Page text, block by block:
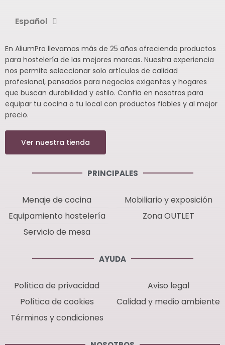
Español
En AliumPro llevamos más de 25 años ofreciendo productos
para hostelería de las mejores marcas. Nuestra experiencia
nos permite seleccionar solo artículos de calidad
profesional, pensados para negocios exigentes y hogares
que buscan durabilidad y estilo. Confía en nosotros para
equipar tu cocina o tu local con productos fiables y al mejor
precio.
Ver nuestra tienda
PRINCIPALES
Menaje de cocina
Equipamiento hostelería
Servicio de mesa
Mobiliario y exposición
Zona OUTLET
AYUDA
Política de privacidad
Política de cookies
Términos y condiciones
Aviso legal
Calidad y medio ambiente